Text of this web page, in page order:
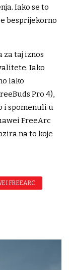
Iako se to
besprijekorno
za taj iznos
Iako
lako
Pro 4),
i spomenuli u
FreeArc
na to koje
FREEARC